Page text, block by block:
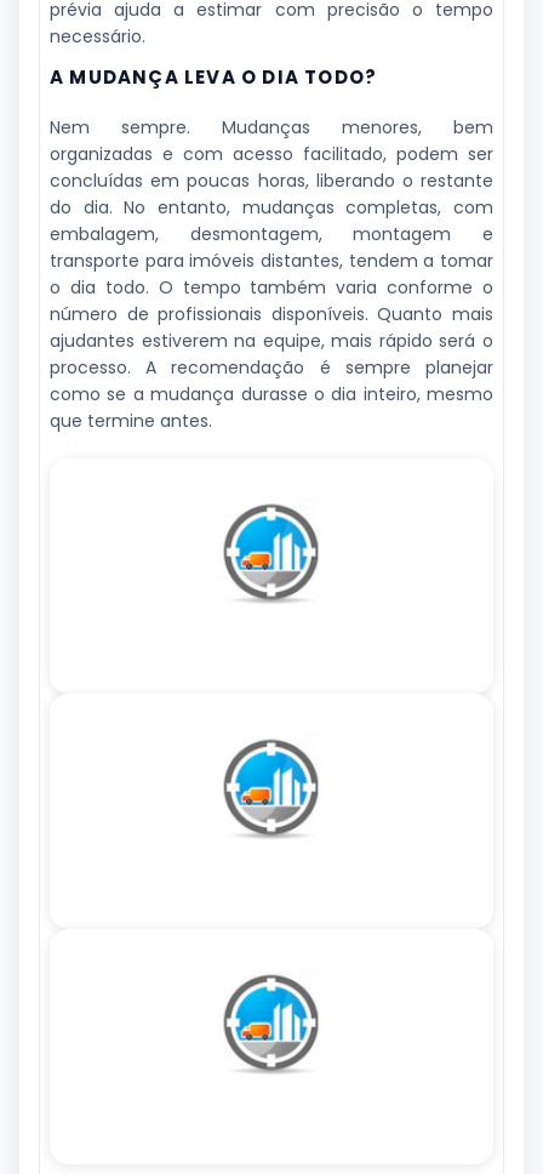
prévia ajuda a estimar com precisão o tempo
necessário.
A MUDANÇA LEVA O DIA TODO?
Nem sempre. Mudanças menores, bem
organizadas e com acesso facilitado, podem ser
concluídas em poucas horas, liberando o restante
do dia. No entanto, mudanças completas, com
embalagem, desmontagem, montagem e
transporte para imóveis distantes, tendem a tomar
o dia todo. O tempo também varia conforme o
número de profissionais disponíveis. Quanto mais
ajudantes estiverem na equipe, mais rápido será o
processo. A recomendação é sempre planejar
como se a mudança durasse o dia inteiro, mesmo
que termine antes.